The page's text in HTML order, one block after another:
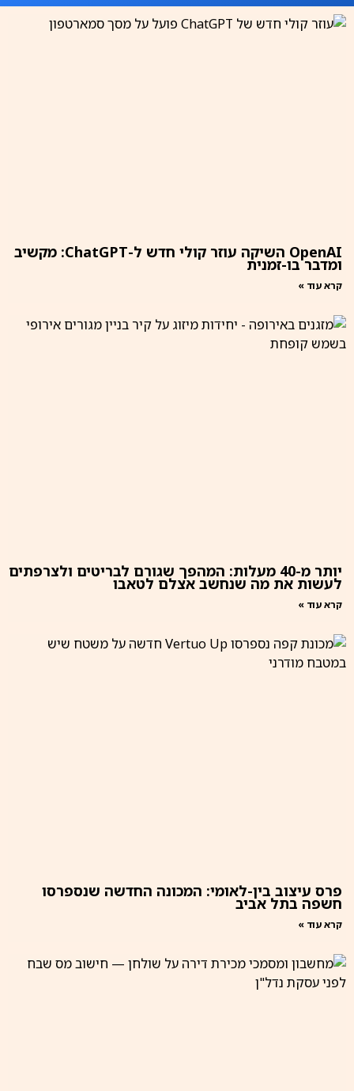
OpenAI השיקה עוזר קולי חדש ל-ChatGPT: מקשיב
ומדבר בו-זמנית
קרא עוד »
יותר מ-40 מעלות: המהפך שגורם לבריטים ולצרפתים
לעשות את מה שנחשב אצלם לטאבו
קרא עוד »
פרס עיצוב בין-לאומי: המכונה החדשה שנספרסו
חשפה בתל אביב
קרא עוד »